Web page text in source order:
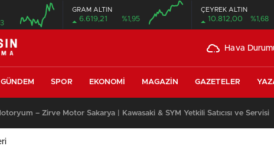
GRAM ALTIN
6.619,21 %1,95
ÇEYREK ALTIN
10.812,00 %1,68
Hava
GÜNDEM SPOR EKONOMI MAGAZIN GAZETELER
Uyumlu Web Siteleri Uzun Vadede Ne Kazandırır?